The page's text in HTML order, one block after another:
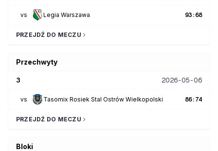
vs Legia Warszawa 93 : 68
PRZEJDŹ DO MECZU
Przechwyty
3 2026-05-06
vs Tasomix Rosiek Stal Ostrów Wielkopolski 86: 74
PRZEJDŹ DO MECZU
Bloki